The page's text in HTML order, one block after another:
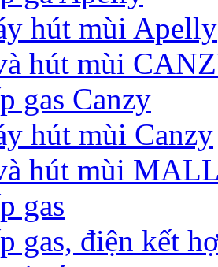
hút mùi Apelly
hút mùi
gas Canzy
hút mùi Canzy
hút mùi
gas
gas, điện kết